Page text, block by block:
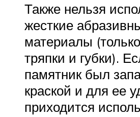
Также нельзя
жесткие
материалы
тряпки и губки).
памятник был
краской и для ее
приходится